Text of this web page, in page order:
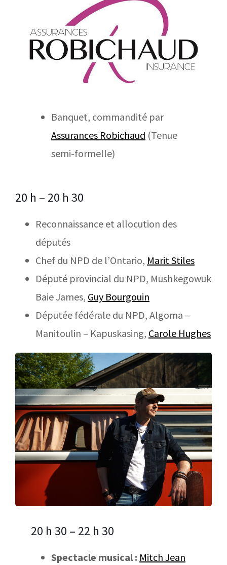
Banquet, commandité par
Assurances Robichaud (Tenue
semi-formelle)
20 h – 20 h 30
Reconnaissance et allocution des
députés
Chef du NPD de l’Ontario, Marit Stiles
Député provincial du NPD, Mushkegowuk
Baie James, Guy Bourgouin
Députée fédérale du NPD, Algoma –
Manitoulin – Kapuskasing, Carole Hughes
20 h 30 – 22 h 30
Spectacle musical : Mitch Jean